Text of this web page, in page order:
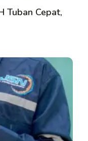
Tuban Cepat,